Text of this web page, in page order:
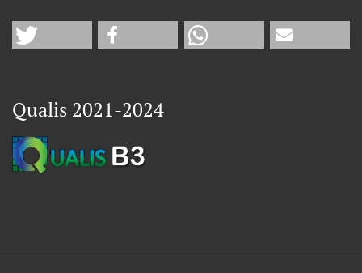
Qualis 2021-2024